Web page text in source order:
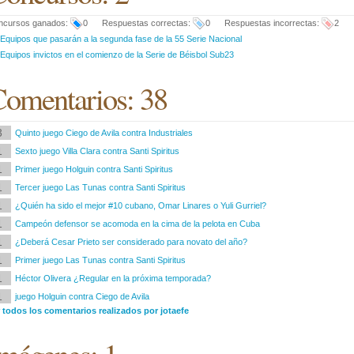
ganados: 0 Respuestas correctas: 0 Respuestas incorrectas:
2
Equipos que pasarán a la segunda fase de la 55 Serie Nacional
Equipos invictos en el comienzo de la Serie de Béisbol Sub23
38
Quinto juego Ciego de Avila contra Industriales
Sexto juego Villa Clara contra Santi Spiritus
Primer juego Holguin contra Santi Spiritus
Tercer juego Las Tunas contra Santi Spiritus
¿Quién ha sido el mejor #10 cubano, Omar Linares o Yuli Gurriel?
Campeón defensor se acomoda en la cima de la pelota en Cuba
¿Deberá Cesar Prieto ser considerado para novato del año?
Primer juego Las Tunas contra Santi Spiritus
Héctor Olivera ¿Regular en la próxima temporada?
juego Holguin contra Ciego de Avila
todos los comentarios realizados por jotaefe